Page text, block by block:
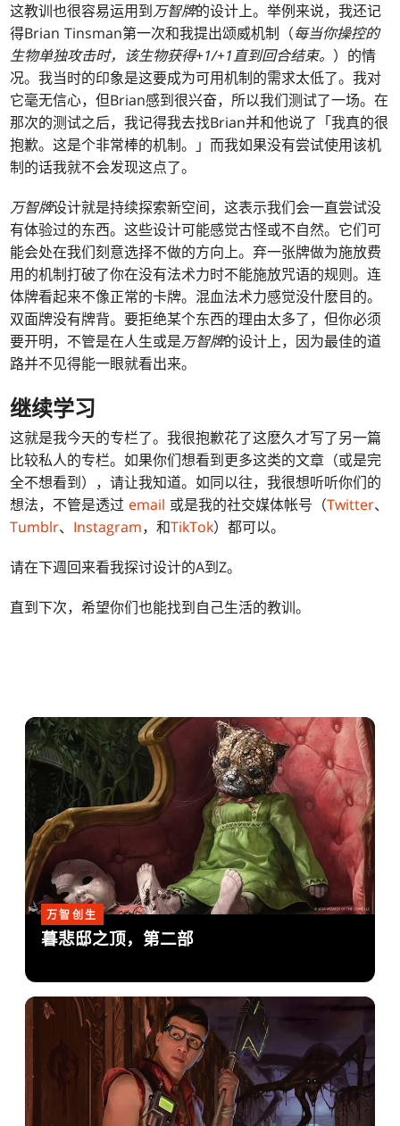
这教训也很容易运用到万智牌的设计上。举例来说，我还记
得Brian Tinsman第一次和我提出颂威机制（每当你操控的
生物单独攻击时，该生物获得+1/+1直到回合结束。 ）的情
况。我当时的印象是这要成为可用机制的需求太低了。我对
它毫无信心，但Brian感到很兴奋，所以我们测试了一场。在
那次的测试之后，我记得我去找Brian并和他说了「我真的很
抱歉。这是个非常棒的机制。」而我如果没有尝试使用该机
制的话我就不会发现这点了。
万智牌设计就是持续探索新空间，这表示我们会一直尝试没
有体验过的东西。这些设计可能感觉古怪或不自然。它们可
能会处在我们刻意选择不做的方向上。弃一张牌做为施放费
用的机制打破了你在没有法术力时不能施放咒语的规则。连
体牌看起来不像正常的卡牌。混血法术力感觉没什麽目的。
双面牌没有牌背。要拒绝某个东西的理由太多了，但你必须
要开明，不管是在人生或是万智牌的设计上，因为最佳的道
路并不见得能一眼就看出来。
继续学习
这就是我今天的专栏了。我很抱歉花了这麽久才写了另一篇
比较私人的专栏。如果你们想看到更多这类的文章（或是完
全不想看到），请让我知道。如同以往，我很想听听你们的
想法，不管是透过 email 或是我的社交媒体帐号（Twitter、
Tumblr、 Instagram，和TikTok）都可以。
请在下週回来看我探讨设计的A到Z。
直到下次，希望你们也能找到自己生活的教训。
万智创生
暮悲邸之顶，第二部